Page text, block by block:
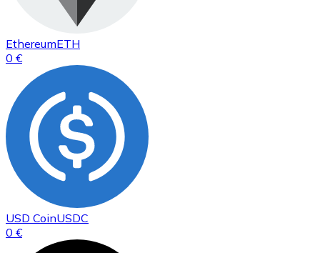
EthereumETH
0 €
USD CoinUSDC
0 €